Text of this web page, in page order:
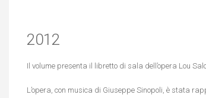
2012
Il volume presenta il libretto di sala dell’opera Lou
L’opera, con musica di Giuseppe Sinopoli, è stata